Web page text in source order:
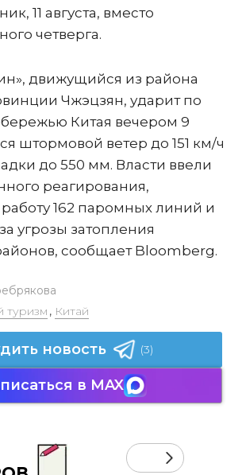
11 августа, вместо
четверга.
движущийся из района
Чжэцзян, ударит по
Китая вечером 9
штормовой ветер до 151 км/ч
до 550 мм. Власти ввели
реагирования,
162 паромных линий и
угрозы затопления
сообщает Bloomberg.
туризм , Китай
новость (3)
в MAX